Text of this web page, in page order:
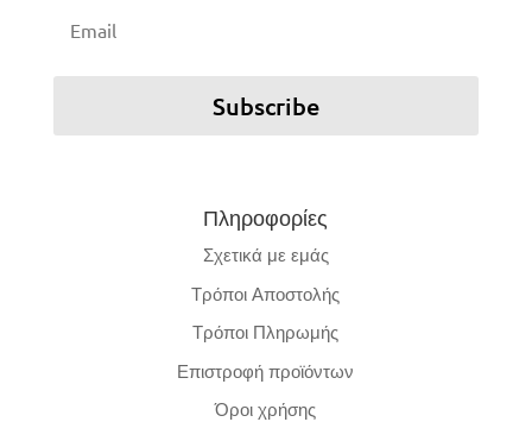
Subscribe
Πληροφορίες
Σχετικά με εμάς
Τρόποι Αποστολής
Τρόποι Πληρωμής
Επιστροφή προϊόντων
Όροι χρήσης